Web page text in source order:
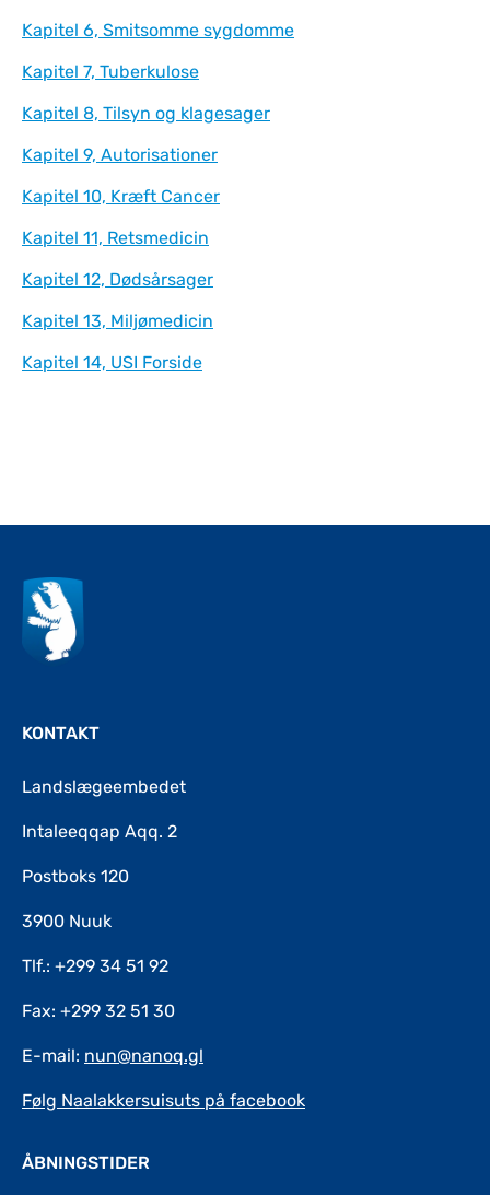
Kapitel 6, Smitsomme sygdomme
Kapitel 7, Tuberkulose
Kapitel 8, Tilsyn og klagesager
Kapitel 9, Autorisationer
Kapitel 10, Kræft Cancer
Kapitel 11, Retsmedicin
Kapitel 12, Dødsårsager
Kapitel 13, Miljømedicin
Kapitel 14, USI Forside
KONTAKT
Landslægeembedet
Intaleeqqap Aqq. 2
Postboks 120
3900 Nuuk
Tlf.: +299 34 51 92
Fax: +299 32 51 30
E-mail: nun@nanoq.gl
Følg Naalakkersuisuts på facebook
ÅBNINGSTIDER